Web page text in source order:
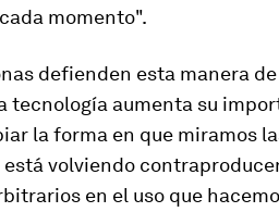
momento".
defienden esta manera
tecnología aumenta su
la forma en que miramos
está volviendo
en el uso que